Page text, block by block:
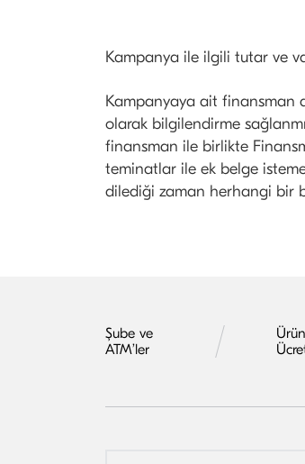
Kampanya ile ilgili tutar ve
Kampanyaya ait finansman
olarak bilgilendirme
finansman ile birlikte
teminatlar ile ek belge
dilediği zaman herhangi bir
Şube ve
ATM’ler